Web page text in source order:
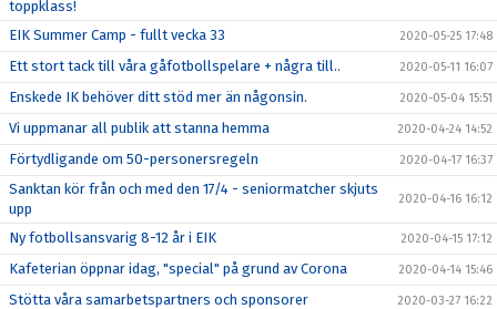
toppklass!
EIK Summer Camp - fullt vecka 33 2020-05-25 17:48
Ett stort tack till våra gåfotbollspelare + några till.. 2020-05-11 16:07
Enskede IK behöver ditt stöd mer än någonsin. 2020-05-04 15:51
Vi uppmanar all publik att stanna hemma 2020-04-24 14:52
Förtydligande om 50-personersregeln 2020-04-17 16:37
Sanktan kör från och med den 17/4 - seniormatcher skjuts
upp
2020-04-16 16:12
Ny fotbollsansvarig 8-12 år i EIK 2020-04-15 17:12
Kafeterian öppnar idag, "special" på grund av Corona 2020-04-14 15:46
Stötta våra samarbetspartners och sponsorer 2020-03-27 16:22